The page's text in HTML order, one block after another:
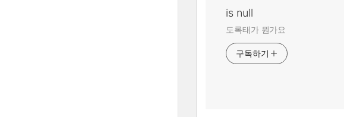
is null
도록태가 뭔가요
구독하기